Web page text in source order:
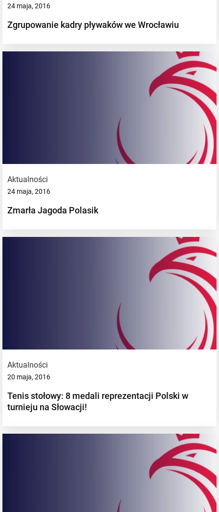
24 maja, 2016
Zgrupowanie kadry pływaków we Wrocławiu
Aktualności
24 maja, 2016
Zmarła Jagoda Polasik
Aktualności
20 maja, 2016
Tenis stołowy: 8 medali reprezentacji Polski w
turnieju na Słowacji!